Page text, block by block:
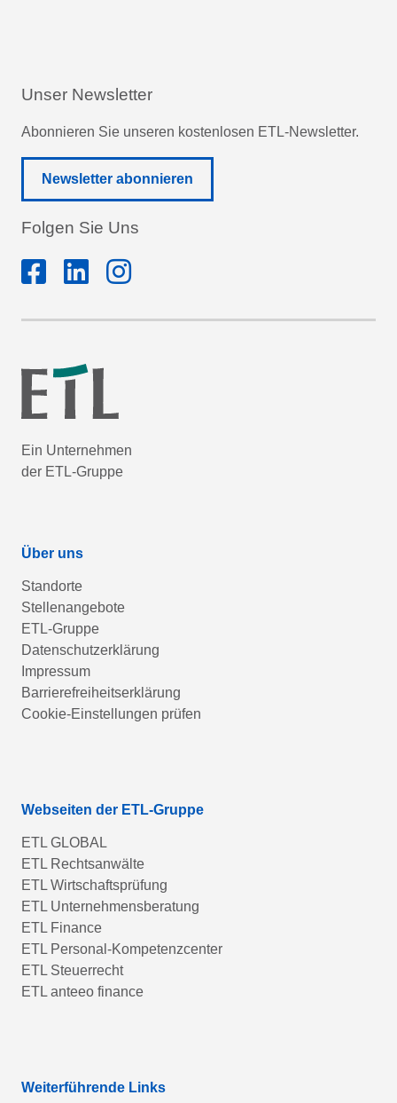
Unser Newsletter
Abonnieren Sie unseren kostenlosen ETL-Newsletter.
Newsletter abonnieren
Folgen Sie Uns
Ein Unternehmen
der ETL-Gruppe
Über uns
Standorte
Stellenangebote
ETL-Gruppe
Datenschutzerklärung
Impressum
Barrierefreiheitserklärung
Cookie-Einstellungen prüfen
Webseiten der ETL-Gruppe
ETL GLOBAL
ETL Rechtsanwälte
ETL Wirtschaftsprüfung
ETL Unternehmensberatung
ETL Finance
ETL Personal-Kompetenzcenter
ETL Steuerrecht
ETL anteeo finance
Weiterführende Links